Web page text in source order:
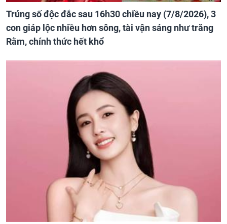
Trúng số độc đắc sau 16h30 chiều nay (7/8/2026), 3
con giáp lộc nhiều hơn sông, tài vận sáng như trăng
Rằm, chính thức hết khổ